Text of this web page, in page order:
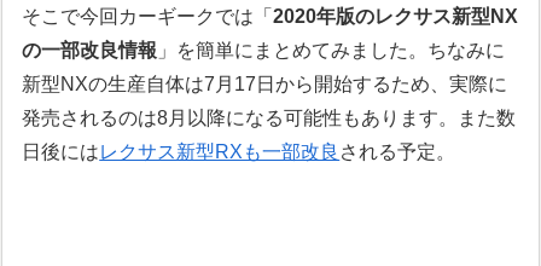
そこで今回カーギークでは「2020年版のレクサス新型NX
の一部改良情報 」を簡単にまとめてみました。ちなみに
新型NXの生産自体は7月17日から開始するため、実際に
発売されるのは8月以降になる可能性もあります。また数
日後にはレクサス新型RXも一部改良 される予定。